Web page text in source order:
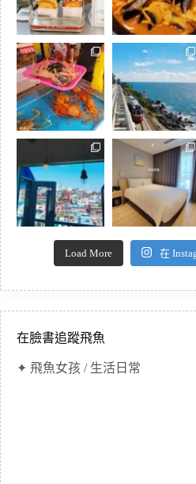
Load More 在
在臉書追蹤飛魚
✦ 飛魚女孩 / 生活日常